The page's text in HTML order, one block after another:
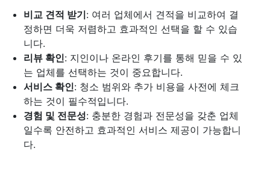
비교 견적 받기: 여러 업체에서 견적을 비교하여 결
정하면 더욱 저렴하고 효과적인 선택을 할 수 있습
니다.
리뷰 확인: 지인이나 온라인 후기를 통해 믿을 수 있
는 업체를 선택하는 것이 중요합니다.
서비스 확인: 청소 범위와 추가 비용을 사전에 체크
하는 것이 필수적입니다.
경험 및 전문성: 충분한 경험과 전문성을 갖춘 업체
일수록 안전하고 효과적인 서비스 제공이 가능합니
다.